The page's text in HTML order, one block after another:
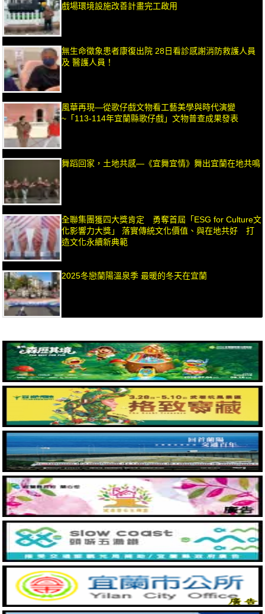
戲場環境設施改善計畫完工啟用
無生命徵象患者康復出院 28日看診感謝消防救護人員
及 醫護人員！
風華再現—從歌仔戲文物看工藝美學與時代演變
~「113-114年宜蘭縣歌仔戲」文物普查成果發表
舞蹈回家，土地共感—《宜舞宜情》舞出宜蘭在地共鳴
全聯集團獲四大獎肯定 勇奪首屆「ESG for Culture文
化影響力大獎」 落實傳統文化價值、與在地共好 打
造文化永續新典範
2025冬戀蘭陽溫泉季 最暖的冬天在宜蘭